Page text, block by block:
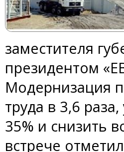
заместителя
президентом
Модернизация
труда в 3,6
35% и снизить
встрече